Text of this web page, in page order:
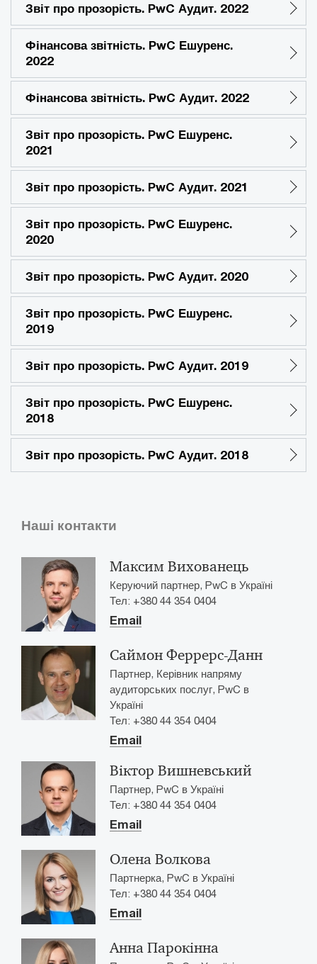
Звіт про прозорість. PwC Аудит. 2022
Фінансова звітність. PwC Ешуренс.
2022
Фінансова звітність. PwC Аудит. 2022
Звіт про прозорість. PwC Ешуренс.
2021
Звіт про прозорість. PwC Аудит. 2021
Звіт про прозорість. PwC Ешуренс.
2020
Звіт про прозорість. PwC Аудит. 2020
Звіт про прозорість. PwC Ешуренс.
2019
Звіт про прозорість. PwC Аудит. 2019
Звіт про прозорість. PwC Ешуренс.
2018
Звіт про прозорість. PwC Аудит. 2018
Наші контакти
Максим Вихованець
Керуючий партнер, PwC в Україні
Тел: +380 44 354 0404
Email
Саймон Феррерс-Данн
Партнер, Керівник напряму
аудиторських послуг, PwC в
Україні
Тел: +380 44 354 0404
Email
Віктор Вишневський
Партнер, PwC в Україні
Тел: +380 44 354 0404
Email
Олена Волкова
Партнерка, PwC в Україні
Тел: +380 44 354 0404
Email
Анна Парокінна